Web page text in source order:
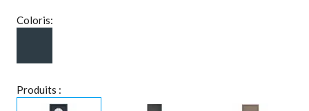
Coloris:
Produits :